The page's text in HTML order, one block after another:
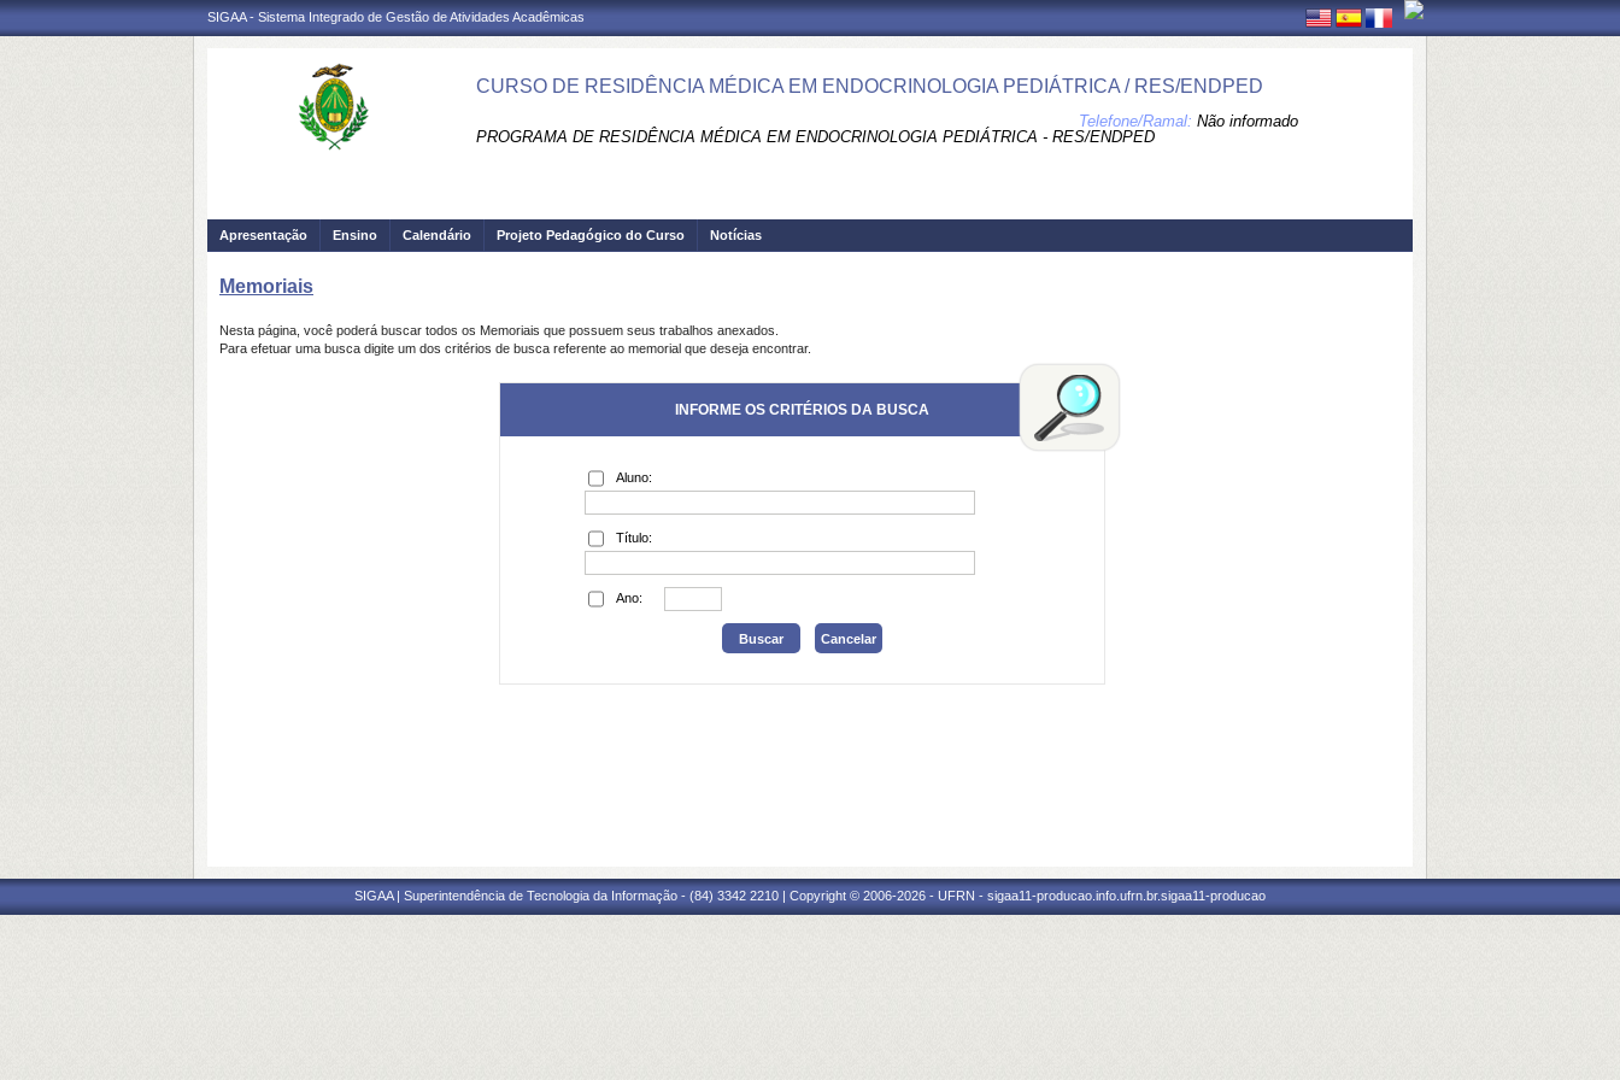
SIGAA - Sistema Integrado de Gestão de Atividades Acadêmicas
CURSO DE RESIDÊNCIA MÉDICA EM ENDOCRINOLOGIA PEDIÁTRICA / RES/ENDPED
PROGRAMA DE RESIDÊNCIA MÉDICA EM ENDOCRINOLOGIA PEDIÁTRICA - RES/ENDPED
Telefone/Ramal: Não informado
Apresentação Ensino Calendário Projeto Pedagógico do Curso Notícias
Memoriais
Nesta página, você poderá buscar todos os Memoriais que possuem seus trabalhos anexados.
Para efetuar uma busca digite um dos critérios de busca referente ao memorial que deseja encontrar.
INFORME OS CRITÉRIOS DA BUSCA
Aluno:
Título:
Ano:
SIGAA | Superintendência de Tecnologia da Informação - (84) 3342 2210 | Copyright © 2006-2026 - UFRN - sigaa11-producao.info.ufrn.br.sigaa11-producao